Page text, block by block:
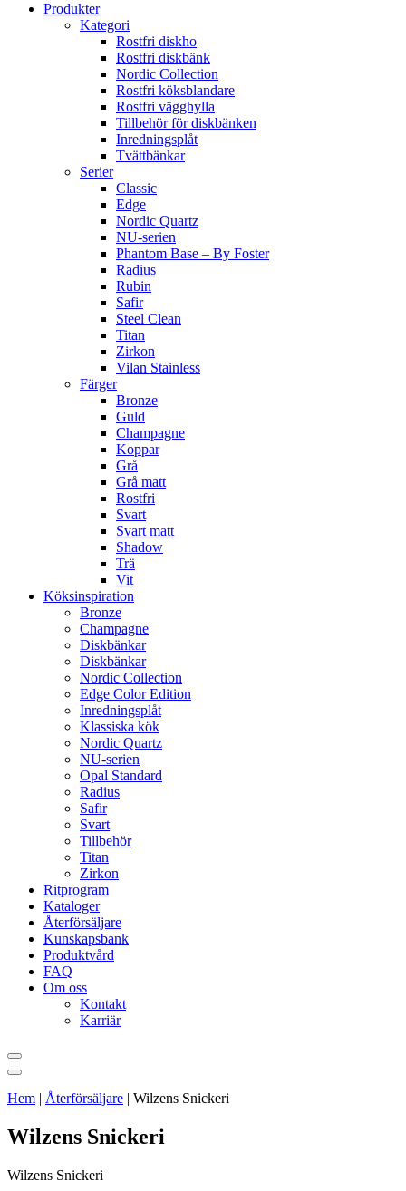
Produkter
Kategori
Rostfri diskho
Rostfri diskbänk
Nordic Collection
Rostfri köksblandare
Rostfri vägghylla
Tillbehör för diskbänken
Inredningsplåt
Tvättbänkar
Serier
Classic
Edge
Nordic Quartz
NU-serien
Phantom Base – By Foster
Radius
Rubin
Safir
Steel Clean
Titan
Zirkon
Vilan Stainless
Färger
Bronze
Guld
Champagne
Koppar
Grå
Grå matt
Rostfri
Svart
Svart matt
Shadow
Trä
Vit
Köksinspiration
Bronze
Champagne
Diskbänkar
Diskbänkar
Nordic Collection
Edge Color Edition
Inredningsplåt
Klassiska kök
Nordic Quartz
NU-serien
Opal Standard
Radius
Safir
Svart
Tillbehör
Titan
Zirkon
Ritprogram
Kataloger
Återförsäljare
Kunskapsbank
Produktvård
FAQ
Om oss
Kontakt
Karriär
Hem | Återförsäljare | Wilzens Snickeri
Wilzens Snickeri
Wilzens Snickeri